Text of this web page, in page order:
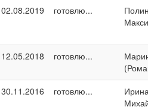
02.08.2019 готовлю...
12.05.2018 готовлю...
30.11.2016 готовлю...